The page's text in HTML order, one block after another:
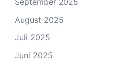
August 2025
Juli 2025
Juni 2025